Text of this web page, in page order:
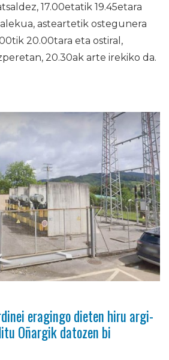
17.00etatik 19.45etara
asteartetik ostegunera
20.00tara eta ostiral,
20.30ak arte irekiko da.
eragingo dieten hiru argi-
Oñargik datozen bi